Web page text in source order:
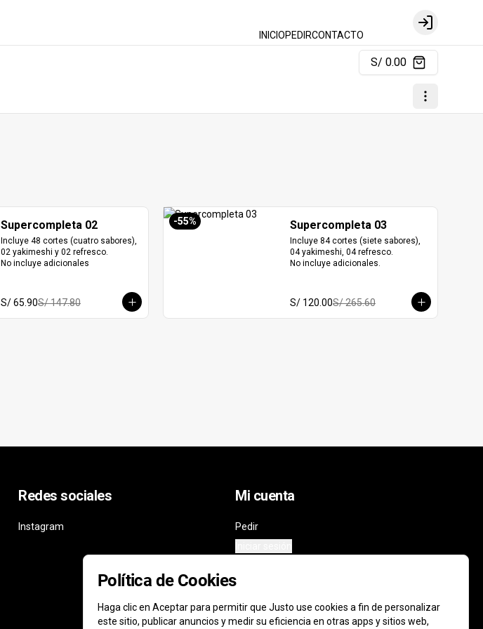
INICIOPEDIRCONTACTO
Login
S/ 0.00
Supercompleta 02
Incluye 48 cortes (cuatro sabores),
02 yakimeshi y 02 refresco.
No incluye adicionales
S/ 65.90S/ 147.80
-55% Supercompleta 03
Incluye 84 cortes (siete sabores),
04 yakimeshi, 04 refresco.
No incluye adicionales.
S/ 120.00S/ 265.60
Redes sociales
Instagram
Mi cuenta
Pedir
Política de Cookies
Haga clic en Aceptar para permitir que Justo use cookies a fin de personalizar
este sitio, publicar anuncios y medir su eficiencia en otras apps y sitios web,